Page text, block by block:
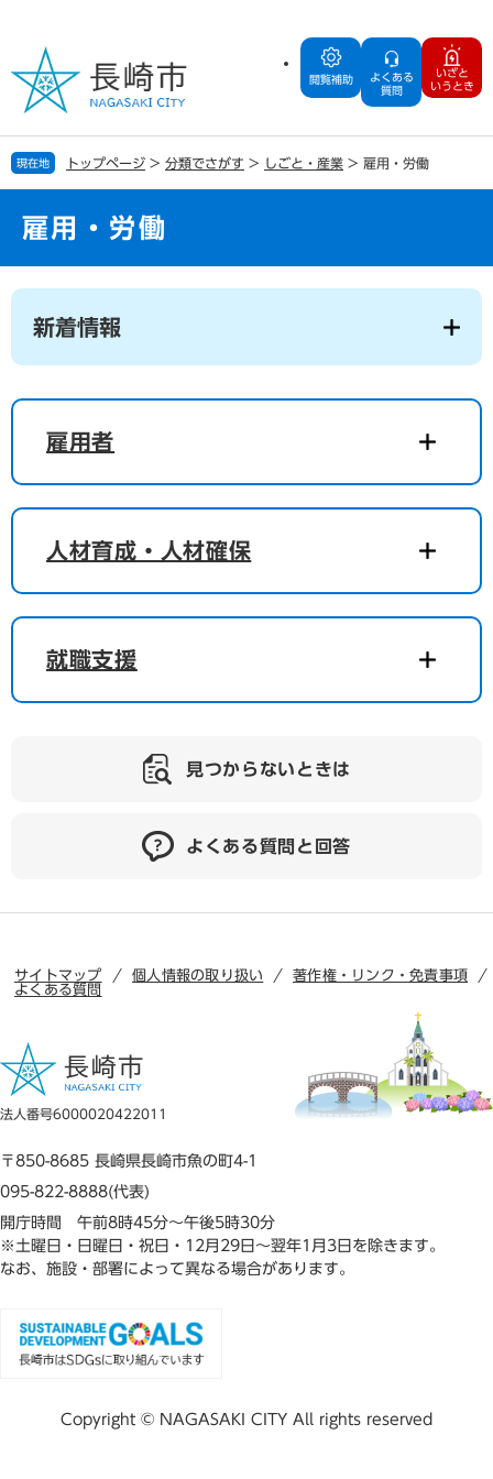
の
で
す
ー
ば
し
へ
閲覧補助
よくある
質問
いざと
いうとき
現在地 トップページ > 分類でさがす > しごと・産業 > 雇用・労働
雇用・労働
本
新着情報
雇用者
人材育成・人材確保
就職支援
見つからないときは
よくある質問と回答
サイトマップ 個人情報の取り扱い
著作権・リンク・免責事項
よくある質問
法人番号6000020422011
〒850-8685 長崎県長崎市魚の町4-1
095-822-8888(代表)
開庁時間 午前8時45分～午後5時30分
※土曜日・日曜日・祝日・12月29日～翌年1月3日を除きます。
なお、施設・部署によって異なる場合があります。
Copyright © NAGASAKI CITY All rights reserved